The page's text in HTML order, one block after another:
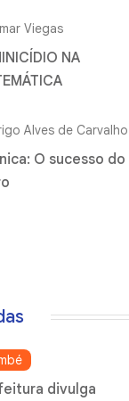
Viegas
NA
Alves de Carvalho
O sucesso do
divulga